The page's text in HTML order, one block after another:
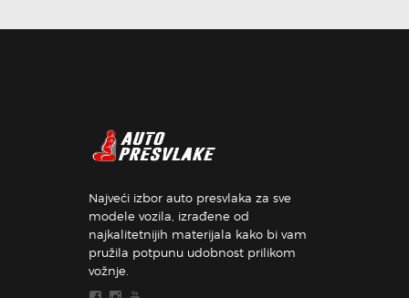
Najveći izbor auto presvlaka za sve
modele vozila, izrađene od
najkalitetnijih materijala kako bi vam
pružila potpunu udobnost prilikom
vožnje.